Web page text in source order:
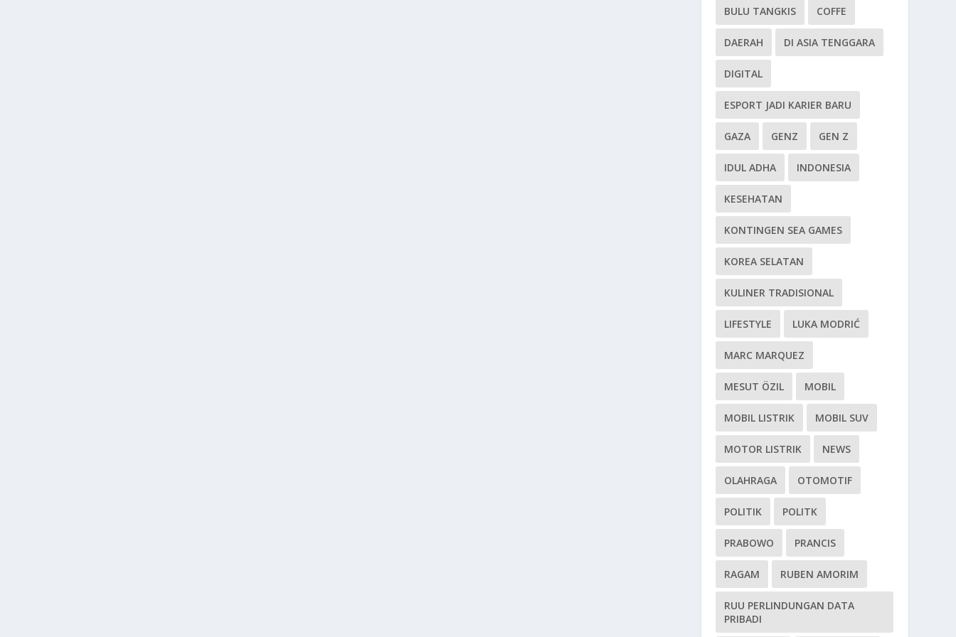
BULU TANGKIS COFFE
DAERAH DI ASIA TENGGARA
DIGITAL
ESPORT JADI KARIER BARU
GAZA GENZ GEN Z
IDUL ADHA INDONESIA
KESEHATAN
KONTINGEN SEA GAMES
KOREA SELATAN
KULINER TRADISIONAL
LIFESTYLE LUKA MODRIĆ
MARC MARQUEZ
MESUT ÖZIL MOBIL
MOBIL LISTRIK MOBIL SUV
MOTOR LISTRIK NEWS
OLAHRAGA OTOMOTIF
POLITIK POLITK
PRABOWO PRANCIS
RAGAM RUBEN AMORIM
RUU PERLINDUNGAN DATA
PRIBADI